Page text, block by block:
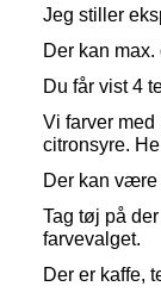
Jeg stiller
Der kan
Du får vist 4
Vi farver
citronsyre.
Der kan være
Tag tøj på
farvevalget.
Der er kaffe,